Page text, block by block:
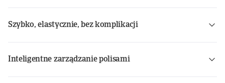
Szybko, elastycznie, bez komplikacji
Inteligentne zarządzanie polisami